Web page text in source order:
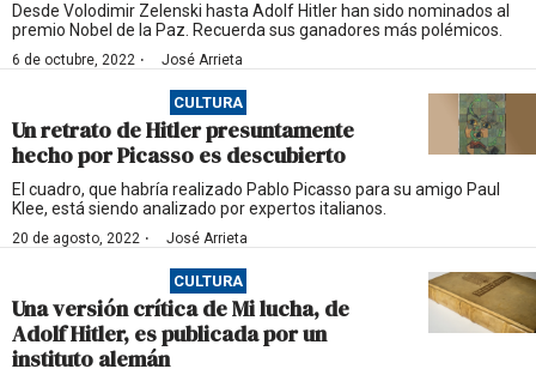
Desde Volodimir Zelenski hasta Adolf Hitler han sido nominados al
premio Nobel de la Paz. Recuerda sus ganadores más polémicos.
6 de octubre, 2022 · José Arrieta
CULTURA
Un retrato de Hitler presuntamente
hecho por Picasso es descubierto
El cuadro, que habría realizado Pablo Picasso para su amigo Paul
Klee, está siendo analizado por expertos italianos.
20 de agosto, 2022 · José Arrieta
CULTURA
Una versión crítica de Mi lucha, de
Adolf Hitler, es publicada por un
instituto alemán